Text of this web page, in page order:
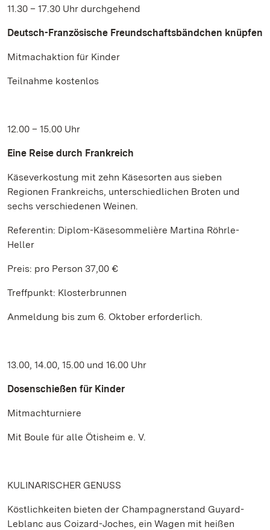
11.30 – 17.30 Uhr durchgehend
Deutsch-Französische Freundschaftsbändchen knüpfen
Mitmachaktion für Kinder
Teilnahme kostenlos
12.00 – 15.00 Uhr
Eine Reise durch Frankreich
Käseverkostung mit zehn Käsesorten aus sieben
Regionen Frankreichs, unterschiedlichen Broten und
sechs verschiedenen Weinen.
Referentin: Diplom-Käsesommelière Martina Röhrle-
Heller
Preis: pro Person 37,00 €
Treffpunkt: Klosterbrunnen
Anmeldung bis zum 6. Oktober erforderlich.
13.00, 14.00, 15.00 und 16.00 Uhr
Dosenschießen für Kinder
Mitmachturniere
Mit Boule für alle Ötisheim e. V.
KULINARISCHER GENUSS
Köstlichkeiten bieten der Champagnerstand Guyard-
Leblanc aus Coizard-Joches, ein Wagen mit heißen